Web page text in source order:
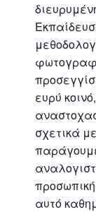
ευρύ
σχετικά
αυτό